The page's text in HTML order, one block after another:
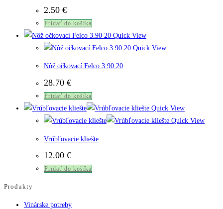
2.50 €
Pridať do košíka
Quick View
Quick View
Nôž očkovací Felco 3.90 20
28.70 €
Pridať do košíka
Quick View
Quick View
Vrúbľovacie kliešte
12.00 €
Pridať do košíka
Produkty
Vinárske potreby